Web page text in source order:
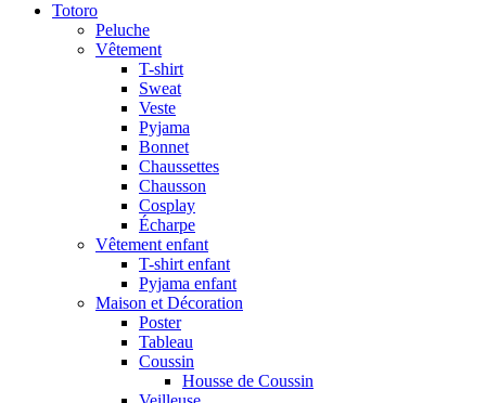
Totoro
Peluche
Vêtement
T-shirt
Sweat
Veste
Pyjama
Bonnet
Chaussettes
Chausson
Cosplay
Écharpe
Vêtement enfant
T-shirt enfant
Pyjama enfant
Maison et Décoration
Poster
Tableau
Coussin
Housse de Coussin